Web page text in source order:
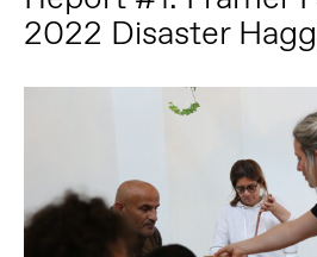
2022 Disaster